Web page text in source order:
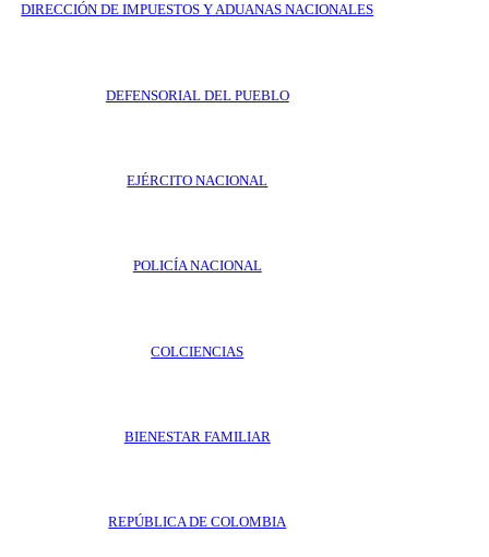
DIRECCIÓN DE IMPUESTOS Y ADUANAS NACIONALES
DEFENSORIAL DEL PUEBLO
EJÉRCITO NACIONAL
POLICÍA NACIONAL
COLCIENCIAS
BIENESTAR FAMILIAR
REPÚBLICA DE COLOMBIA